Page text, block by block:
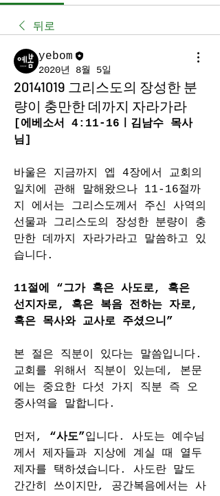
뒤로
yebom
2020년 8월 5일
20141019 그리스도의 장성한 분
량이 충만한 데까지 자라가라
[에베소서 4:11-16ㅣ김남수 목사
님]
바울은 지금까지 엡 4장에서 교회의
일치에 관해 말해왔으나 11-16절까
지 에서는 그리스도께서 주신 사역의
선물과 그리스도의 장성한 분량이 충
만한 데까지 자라가라고 말씀하고 있
습니다.
11절에 “그가 혹은 사도로, 혹은
선지자로, 혹은 복음 전하는 자로,
혹은 목사와 교사로 주셨으니”
본 절은 직분이 있다는 말씀입니다.
교회를 위해서 직분이 있는데, 본문
에는 중요한 다섯 가지 직분 즉 오
중사역을 말합니다.
먼저, “사도”입니다. 사도는 예수님
께서 제자들과 지상에 계실 때 열두
제자를 택하셨습니다. 사도란 말도
간간히 쓰이지만, 공간복음에서는 사